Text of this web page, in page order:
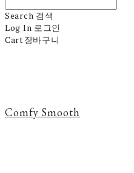
Search 검색
Log In 로그인
Cart장바구니
Comfy Smooth